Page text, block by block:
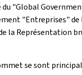
"Global
"Entreprises"
la Représentation
se sont